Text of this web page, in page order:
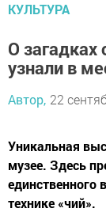
КУЛЬТУРА
О
узнали в
Автор, 22
Уникальная
музее. Здесь
единственного
технике «чий».